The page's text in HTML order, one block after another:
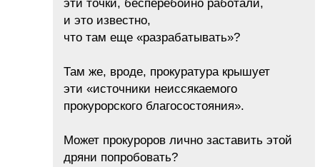
эти точки, бесперебойно работали,
и это известно,
что там еще «разрабатывать»?
Там же, вроде, прокуратура крышует
эти «источники неиссякаемого
прокурорского благосостояния».
Может прокуроров лично заставить этой
дряни попробовать?